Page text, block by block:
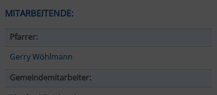
MITARBEITENDE:
Pfarrer:
Gerry Wöhlmann
Gemeindemitarbeiter: